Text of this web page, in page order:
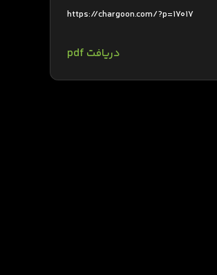
https://chargoon.com/?p=17017
دریافت pdf